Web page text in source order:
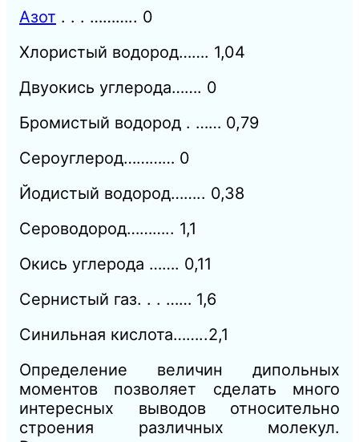
Азот . . . ……….. 0
Хлористый водород……. 1,04
Двуокись углерода……. 0
Бромистый водород . …… 0,79
Сероуглерод………… 0
Йодистый водород…….. 0,38
Сероводород……….. 1,1
Окись углерода ……. 0,11
Сернистый газ. . . …… 1,6
Синильная кислота……..2,1
Определение величин дипольных
моментов позволяет сделать много
интересных выводов относительно
строения различных молекул.